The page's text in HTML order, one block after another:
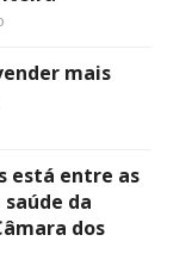
mais
está entre as
da
dos